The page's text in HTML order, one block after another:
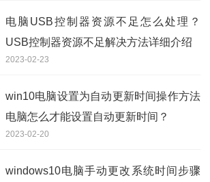
电脑USB控制器资源不足怎么处理？
USB控制器资源不足解决方法详细介绍
2023-02-23
win10电脑设置为自动更新时间操作方法
电脑怎么才能设置自动更新时间？
2023-02-20
windows10电脑手动更改系统时间步骤